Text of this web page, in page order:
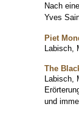
Nach
Yves
Piet
Labisch,
The
Labisch,
und